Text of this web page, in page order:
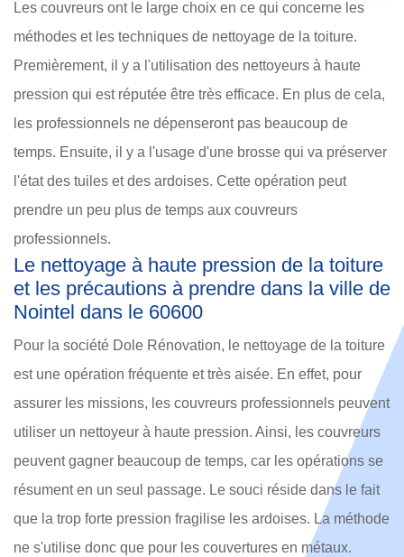
Les couvreurs ont le large choix en ce qui concerne les
méthodes et les techniques de nettoyage de la toiture.
Premièrement, il y a l'utilisation des nettoyeurs à haute
pression qui est réputée être très efficace. En plus de cela,
les professionnels ne dépenseront pas beaucoup de
temps. Ensuite, il y a l'usage d'une brosse qui va préserver
l'état des tuiles et des ardoises. Cette opération peut
prendre un peu plus de temps aux couvreurs
professionnels.
Le nettoyage à haute pression de la toiture
et les précautions à prendre dans la ville de
Nointel dans le 60600
Pour la société Dole Rénovation, le nettoyage de la toiture
est une opération fréquente et très aisée. En effet, pour
assurer les missions, les couvreurs professionnels peuvent
utiliser un nettoyeur à haute pression. Ainsi, les couvreurs
peuvent gagner beaucoup de temps, car les opérations se
résument en un seul passage. Le souci réside dans le fait
que la trop forte pression fragilise les ardoises. La méthode
ne s'utilise donc que pour les couvertures en métaux.